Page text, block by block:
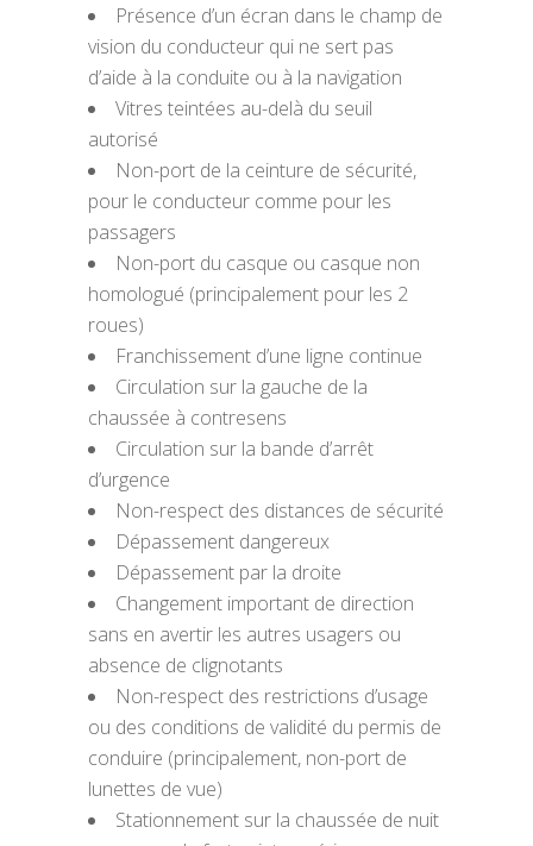
Présence d’un écran dans le champ de
vision du conducteur qui ne sert pas
d’aide à la conduite ou à la navigation
Vitres teintées au-delà du seuil
autorisé
Non-port de la ceinture de sécurité,
pour le conducteur comme pour les
passagers
Non-port du casque ou casque non
homologué (principalement pour les 2
roues)
Franchissement d’une ligne continue
Circulation sur la gauche de la
chaussée à contresens
Circulation sur la bande d’arrêt
d’urgence
Non-respect des distances de sécurité
Dépassement dangereux
Dépassement par la droite
Changement important de direction
sans en avertir les autres usagers ou
absence de clignotants
Non-respect des restrictions d’usage
ou des conditions de validité du permis de
conduire (principalement, non-port de
lunettes de vue)
Stationnement sur la chaussée de nuit